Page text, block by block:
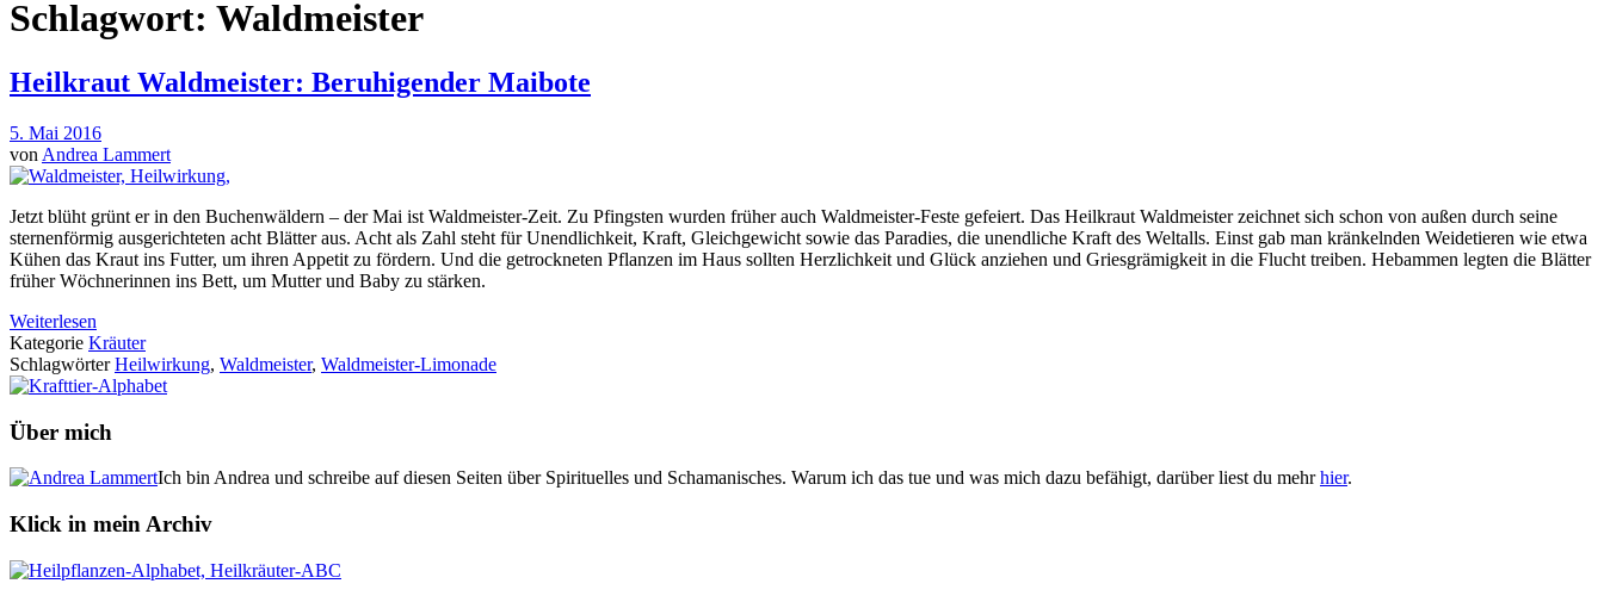
Schlagwort: Waldmeister
Heilkraut Waldmeister: Beruhigender Maibote
5. Mai 2016
von Andrea Lammert
Jetzt blüht grünt er in den Buchenwäldern – der Mai ist Waldmeister-Zeit. Zu Pfingsten wurden früher auch Waldmeister-Feste gefeiert. Das Heilkraut Waldmeister zeichnet sich schon von außen durch seine
sternenförmig ausgerichteten acht Blätter aus. Acht als Zahl steht für Unendlichkeit, Kraft, Gleichgewicht sowie das Paradies, die unendliche Kraft des Weltalls. Einst gab man kränkelnden Weidetieren wie etwa
Kühen das Kraut ins Futter, um ihren Appetit zu fördern. Und die getrockneten Pflanzen im Haus sollten Herzlichkeit und Glück anziehen und Griesgrämigkeit in die Flucht treiben. Hebammen legten die Blätter
früher Wöchnerinnen ins Bett, um Mutter und Baby zu stärken.
Weiterlesen
Kategorie Kräuter
SchlagwörterHeilwirkung, Waldmeister, Waldmeister-Limonade
Über mich
Ich bin Andrea und schreibe auf diesen Seiten über Spirituelles und Schamanisches. Warum ich das tue und was mich dazu befähigt, darüber liest du mehrhier.
Klick in mein Archiv